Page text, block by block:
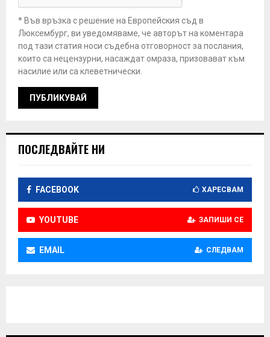
* Във връзка с решение на Европейския съд в
Люксембург, ви уведомяваме, че авторът на коментара
под тази статия носи съдебна отговорност за послания,
които са нецензурни, насаждат омраза, призовават към
насилие или са клеветнически.
ПОСЛЕДВАЙТЕ НИ
FACEBOOK ХАРЕСВАМ
YOUTUBE ЗАПИШИ СЕ
EMAIL СЛЕДВАМ